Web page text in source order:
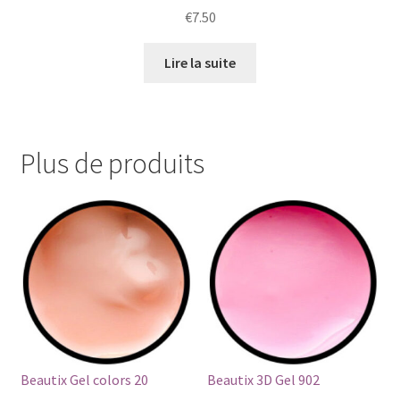
€7.50
Lire la suite
Plus de produits
Beautix Gel colors 20 Beautix 3D Gel 902